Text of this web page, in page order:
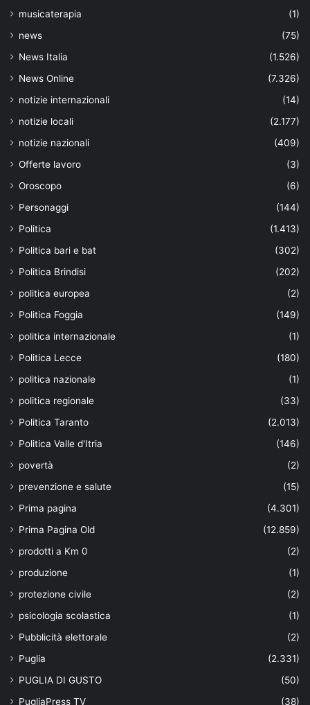
musicaterapia
(1)
news
(75)
News Italia
(1.526)
News Online
(7.326)
notizie internazionali
(14)
notizie locali
(2.177)
notizie nazionali
(409)
Offerte lavoro
(3)
Oroscopo
(6)
Personaggi
(144)
Politica
(1.413)
Politica bari e bat
(302)
Politica Brindisi
(202)
politica europea
(2)
Politica Foggia
(149)
politica internazionale
(1)
Politica Lecce
(180)
politica nazionale
(1)
politica regionale
(33)
Politica Taranto
(2.013)
Politica Valle d'Itria
(146)
povertà
(2)
prevenzione e salute
(15)
Prima pagina
(4.301)
Prima Pagina Old
(12.859)
prodotti a Km 0
(2)
produzione
(1)
protezione civile
(2)
psicologia scolastica
(1)
Pubblicità elettorale
(2)
Puglia
(2.331)
PUGLIA DI GUSTO
(50)
PugliaPress TV
(38)